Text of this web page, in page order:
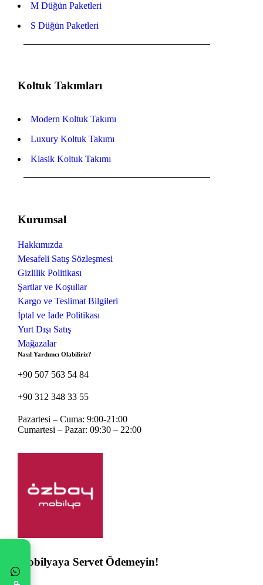
M Düğün Paketleri
S Düğün Paketleri
Koltuk Takımları
Modern Koltuk Takımı
Luxury Koltuk Takımı
Klasik Koltuk Takımı
Kurumsal
Hakkımızda
Mesafeli Satış Sözleşmesi
Gizlilik Politikası
Şartlar ve Koşullar
Kargo ve Teslimat Bilgileri
İptal ve İade Politikası
Yurt Dışı Satış
Mağazalar
Nasıl Yardımcı Olabiliriz?
+90 507 563 54 84
+90 312 348 33 55
Pazartesi – Cuma: 9:00-21:00
Cumartesi – Pazar: 09:30 – 22:00
Mobilyaya Servet Ödemeyin!